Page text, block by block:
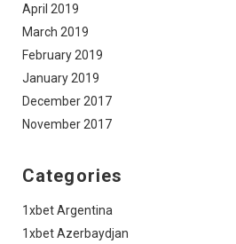
April 2019
March 2019
February 2019
January 2019
December 2017
November 2017
Categories
1xbet Argentina
1xbet Azerbaydjan